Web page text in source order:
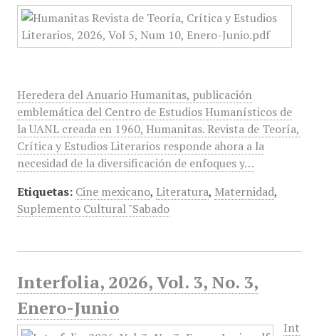
Heredera del Anuario Humanitas, publicación
emblemática del Centro de Estudios Humanísticos de
la UANL creada en 1960, Humanitas. Revista de Teoría,
Crítica y Estudios Literarios responde ahora a la
necesidad de la diversificación de enfoques y…
Etiquetas: Cine mexicano, Literatura, Maternidad,
Suplemento Cultural "Sabado
Interfolia, 2026, Vol. 3, No. 3,
Enero-Junio
Int